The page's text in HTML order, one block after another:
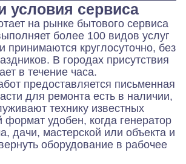
условия сервиса
на рынке бытового сервиса
более 100 видов услуг
принимаются круглосуточно, без
В городах присутствия
в течение часа.
предоставляется письменная
для ремонта есть в наличии,
технику известных
формат удобен, когда генератор
дачи, мастерской или объекта и
оборудование в рабочее